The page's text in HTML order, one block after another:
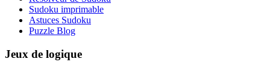
Sudoku imprimable
Astuces Sudoku
Puzzle Blog
Jeux de logique